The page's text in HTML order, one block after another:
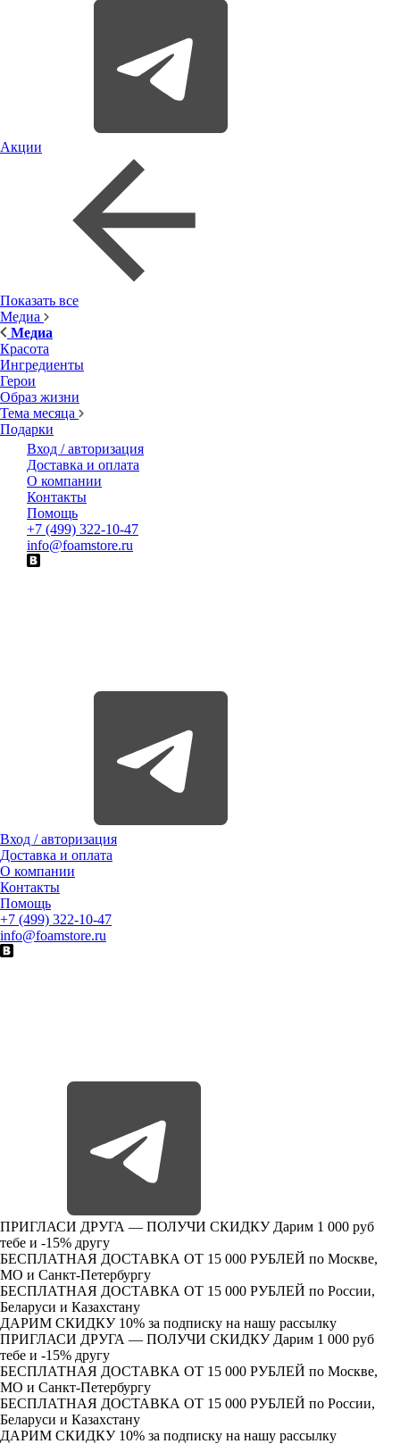
Акции
Показать все
Медиа
Медиа
Красота
Ингредиенты
Герои
Образ жизни
Тема месяца
Подарки
Вход / авторизация
Доставка и оплата
О компании
Контакты
Помощь
+7 (499) 322-10-47
info@foamstore.ru
Вход / авторизация
Доставка и оплата
О компании
Контакты
Помощь
+7 (499) 322-10-47
info@foamstore.ru
ПРИГЛАСИ ДРУГА — ПОЛУЧИ СКИДКУ Дарим 1 000 руб
тебе и -15% другу
БЕСПЛАТНАЯ ДОСТАВКА ОТ 15 000 РУБЛЕЙ по Москве,
МО и Санкт-Петербургу
БЕСПЛАТНАЯ ДОСТАВКА ОТ 15 000 РУБЛЕЙ по России,
Беларуси и Казахстану
ДАРИМ СКИДКУ 10% за подписку на нашу рассылку
ПРИГЛАСИ ДРУГА — ПОЛУЧИ СКИДКУ Дарим 1 000 руб
тебе и -15% другу
БЕСПЛАТНАЯ ДОСТАВКА ОТ 15 000 РУБЛЕЙ по Москве,
МО и Санкт-Петербургу
БЕСПЛАТНАЯ ДОСТАВКА ОТ 15 000 РУБЛЕЙ по России,
Беларуси и Казахстану
ДАРИМ СКИДКУ 10% за подписку на нашу рассылку